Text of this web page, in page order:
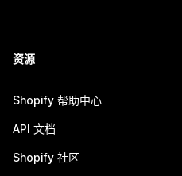
资源
Shopify 帮助中心
API 文档
Shopify 社区